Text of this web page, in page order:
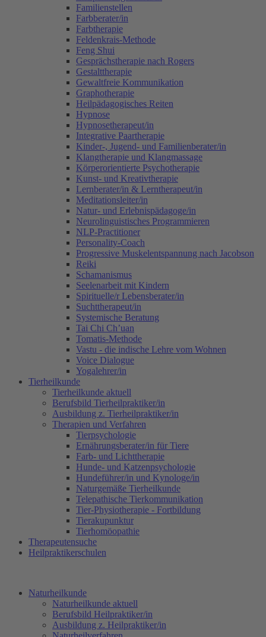
Familienstellen
Farbberater/in
Farbtherapie
Feldenkrais-Methode
Feng Shui
Gesprächstherapie nach Rogers
Gestalttherapie
Gewaltfreie Kommunikation
Graphotherapie
Heilpädagogisches Reiten
Hypnose
Hypnosetherapeut/in
Integrative Paartherapie
Kinder-, Jugend- und Familienberater/in
Klangtherapie und Klangmassage
Körperorientierte Psychotherapie
Kunst- und Kreativtherapie
Lernberater/in & Lerntherapeut/in
Meditationsleiter/in
Natur- und Erlebnispädagoge/in
Neurolinguistisches Programmieren
NLP-Practitioner
Personality-Coach
Progressive Muskelentspannung nach Jacobson
Reiki
Schamanismus
Seelenarbeit mit Kindern
Spirituelle/r Lebensberater/in
Suchttherapeut/in
Systemische Beratung
Tai Chi Ch’uan
Tomatis-Methode
Vastu - die indische Lehre vom Wohnen
Voice Dialogue
Yogalehrer/in
Tierheilkunde
Tierheilkunde aktuell
Berufsbild Tierheilpraktiker/in
Ausbildung z. Tierheilpraktiker/in
Therapien und Verfahren
Tierpsychologie
Ernährungsberater/in für Tiere
Farb- und Lichttherapie
Hunde- und Katzenpsychologie
Hundeführer/in und Kynologe/in
Naturgemäße Tierheilkunde
Telepathische Tierkommunikation
Tier-Physiotherapie - Fortbildung
Tierakupunktur
Tierhomöopathie
Therapeutensuche
Heilpraktikerschulen
Naturheilkunde
Naturheilkunde aktuell
Berufsbild Heilpraktiker/in
Ausbildung z. Heilpraktiker/in